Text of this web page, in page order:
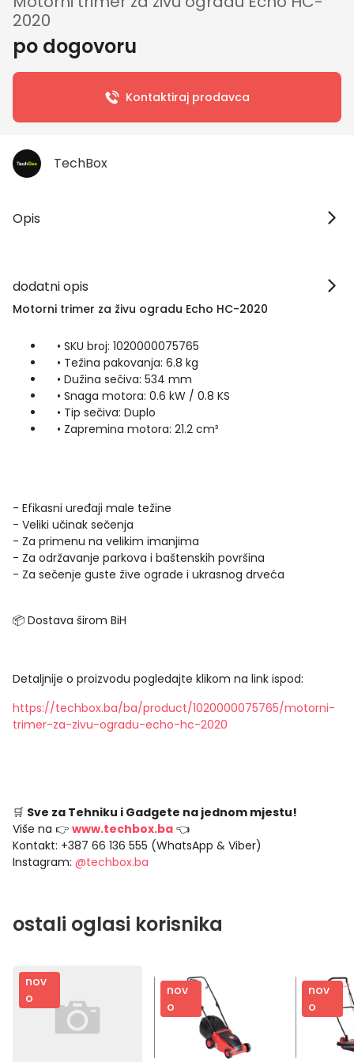
2020
po dogovoru
Kontaktiraj prodavca
TechBox
Opis
dodatni opis
Motorni trimer za živu ogradu Echo HC-2020
• SKU broj: 1020000075765
• Težina pakovanja: 6.8 kg
• Dužina sečiva: 534 mm
• Snaga motora: 0.6 kW / 0.8 KS
• Tip sečiva: Duplo
• Zapremina motora: 21.2 cm³
- Efikasni uređaji male težine
- Veliki učinak sečenja
- Za primenu na velikim imanjima
- Za održavanje parkova i baštenskih površina
- Za sečenje guste žive ograde i ukrasnog drveća
📦 Dostava širom BiH
Detaljnije o proizvodu pogledajte klikom na link ispod:
https://techbox.ba/ba/product/1020000075765/motorni-
trimer-za-zivu-ogradu-echo-hc-2020
🛒 Sve za Tehniku i Gadgete na jednom mjestu!
Više na 👉 www.techbox.ba 👈
Kontakt: +387 66 136 555 (WhatsApp & Viber)
Instagram: @techbox.ba
ostali oglasi korisnika
nov
o
nov
o
nov
o